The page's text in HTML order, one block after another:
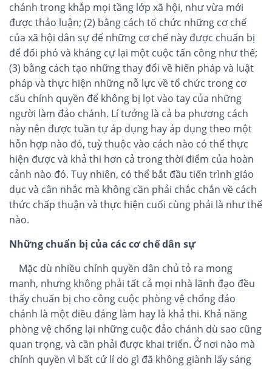
chánh trong khắp mọi tầng lớp xã hội, như vừa mới
được thảo luận; (2) bằng cách tổ chức những cơ chế
của xã hội dân sự để những cơ chế này được chuẩn bị
để đối phó và kháng cự lại một cuộc tấn công như thế;
(3) bằng cách tạo những thay đổi về hiến pháp và luật
pháp và thực hiện những nỗ lực về tổ chức trong cơ
cấu chính quyền để không bị lọt vào tay của những
người làm đảo chánh. Lí tưởng là cả ba phương cách
này nên được tuần tự áp dụng hay áp dụng theo một
hỗn hợp nào đó, tuỳ thuộc vào cách nào có thể thực
hiện được và khả thi hơn cả trong thời điểm của hoàn
cảnh nào đó. Tuy nhiên, có thể bắt đầu tiến trình giáo
dục và cân nhắc mà không cần phải chắc chắn về cách
thức chấp thuận và thực hiện cuối cùng phải là như thế
nào.
Những chuẩn bị của các cơ chế dân sự
Mặc dù nhiều chính quyền dân chủ tỏ ra mong
manh, nhưng không phải tất cả mọi nhà lãnh đạo đều
thấy chuẩn bị cho công cuộc phòng vệ chống đảo
chánh là một điều đáng làm hay là khả thi. Khả năng
phòng vệ chống lại những cuộc đảo chánh dù sao cũng
quan trọng, và cần phải được khai triển. Ở nơi nào mà
chính quyền vì bất cứ lí do gì đã không giành lấy sáng